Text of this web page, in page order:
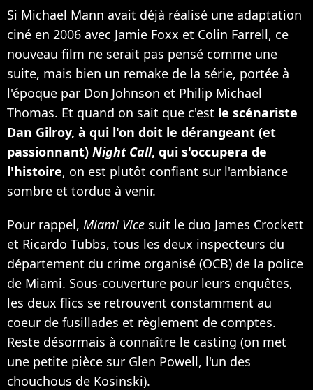
Si Michael Mann avait déjà réalisé une adaptation
ciné en 2006 avec Jamie Foxx et Colin Farrell, ce
nouveau film ne serait pas pensé comme une
suite, mais bien un remake de la série, portée à
l'époque par Don Johnson et Philip Michael
Thomas. Et quand on sait que c'est le scénariste
Dan Gilroy, à qui l'on doit le dérangeant (et
passionnant) Night Call, qui s'occupera de
l'histoire, on est plutôt confiant sur l'ambiance
sombre et tordue à venir.
Pour rappel, Miami Vice suit le duo James Crockett
et Ricardo Tubbs, tous les deux inspecteurs du
département du crime organisé (OCB) de la police
de Miami. Sous-couverture pour leurs enquêtes,
les deux flics se retrouvent constamment au
coeur de fusillades et règlement de comptes.
Reste désormais à connaître le casting (on met
une petite pièce sur Glen Powell, l'un des
chouchous de Kosinski).